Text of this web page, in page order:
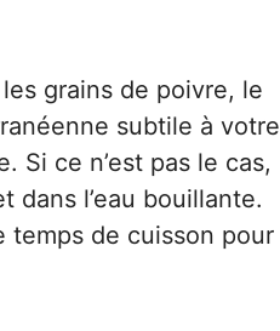
grains de poivre, le
subtile à votre
Si ce n’est pas le cas,
dans l’eau bouillante.
temps de cuisson pour